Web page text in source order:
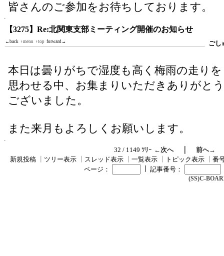
皆さんのご参加をお待ちしております。
【3275】Re:北関東支部ミーティング開催のお知らせ
←back ↑menu ↑top forward→ ごし
本日は曇りがちで湿度も高く梅雨の走りを
思わせる中、お集まりいただきありがとう
ございました。
また来月もよろしくお願いします。
32 / 1149 ﾂﾘｰ ←次へ｜ 前へ→
新規投稿
ツリー表示 スレッド表示 一覧表示 トピック表示
番
ページ：
記事番号：
(SS)C-